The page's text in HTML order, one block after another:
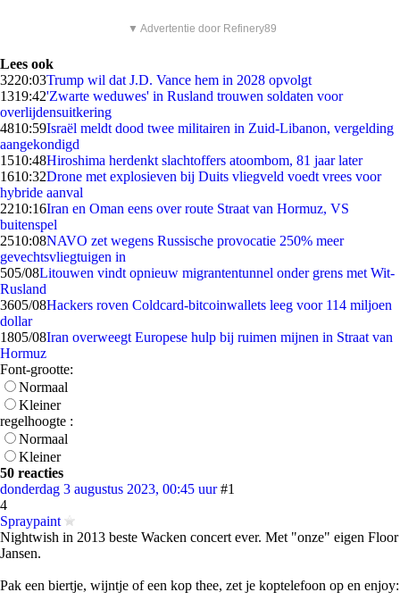
▼ Advertentie door Refinery89
Lees ook
3220:03Trump wil dat J.D. Vance hem in 2028 opvolgt
1319:42'Zwarte weduwes' in Rusland trouwen soldaten voor
overlijdensuitkering
4810:59Israël meldt dood twee militairen in Zuid-Libanon, vergelding
aangekondigd
1510:48Hiroshima herdenkt slachtoffers atoombom, 81 jaar later
1610:32Drone met explosieven bij Duits vliegveld voedt vrees voor
hybride aanval
2210:16Iran en Oman eens over route Straat van Hormuz, VS
buitenspel
2510:08NAVO zet wegens Russische provocatie 250% meer
gevechtsvliegtuigen in
505/08Litouwen vindt opnieuw migrantentunnel onder grens met Wit-
Rusland
3605/08Hackers roven Coldcard-bitcoinwallets leeg voor 114 miljoen
dollar
1805/08Iran overweegt Europese hulp bij ruimen mijnen in Straat van
Hormuz
Font-grootte:
Normaal
Kleiner
regelhoogte :
Normaal
Kleiner
50 reacties
donderdag 3 augustus 2023, 00:45 uur #1
4
Spraypaint
Nightwish in 2013 beste Wacken concert ever. Met "onze" eigen Floor
Jansen.
Pak een biertje, wijntje of een kop thee, zet je koptelefoon op en enjoy: